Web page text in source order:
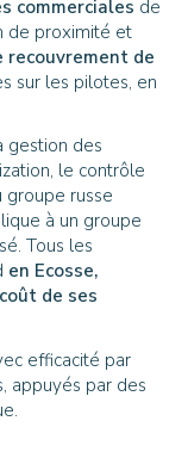
commerciales de
de proximité et
de
sur les pilotes, en
gestion des
le contrôle
russe
à un groupe
Tous les
en Ecosse,
de ses
efficacité par
appuyés par des